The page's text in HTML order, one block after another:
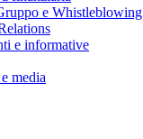
e Whistleblowing
e informative
media